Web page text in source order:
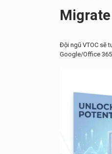
Đội ngũ VTOC sẽ
Google/Office